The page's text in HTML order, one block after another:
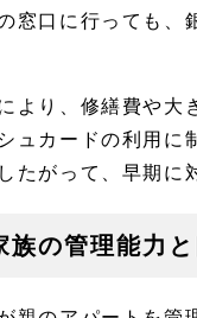
進行
した
理難
度
2
理能
の問
窓口に行っても、
より、修繕費や大
ュカードの利用に
たがって、早期に
族の管理能力